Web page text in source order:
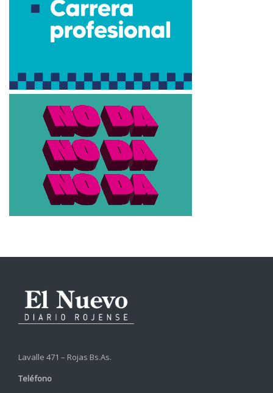
Lavalle 471 – Rojas Bs.As.
Teléfono